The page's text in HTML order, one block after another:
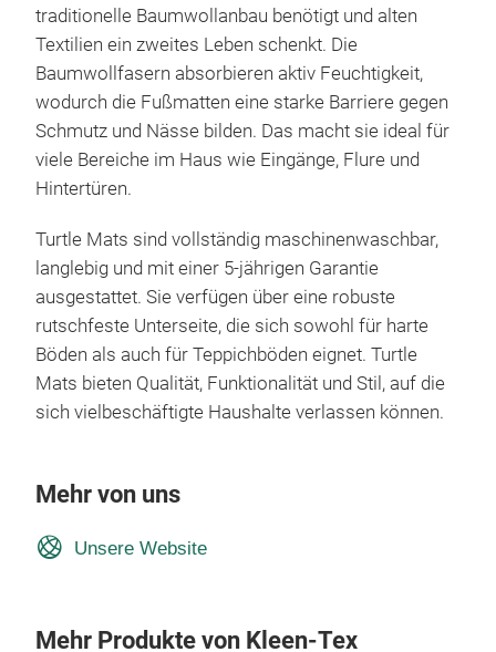
traditionelle Baumwollanbau benötigt und alten
Textilien ein zweites Leben schenkt. Die
Baumwollfasern absorbieren aktiv Feuchtigkeit,
wodurch die Fußmatten eine starke Barriere gegen
Schmutz und Nässe bilden. Das macht sie ideal für
viele Bereiche im Haus wie Eingänge, Flure und
Hintertüren.
Turtle Mats sind vollständig maschinenwaschbar,
langlebig und mit einer 5-jährigen Garantie
ausgestattet. Sie verfügen über eine robuste
rutschfeste Unterseite, die sich sowohl für harte
Böden als auch für Teppichböden eignet. Turtle
Mats bieten Qualität, Funktionalität und Stil, auf die
sich vielbeschäftigte Haushalte verlassen können.
Mehr von uns
Unsere Website
Mehr Produkte von Kleen-Tex